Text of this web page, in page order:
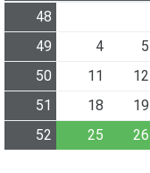
48
49
4 5
50
11 12
51
18 19
52
25 26